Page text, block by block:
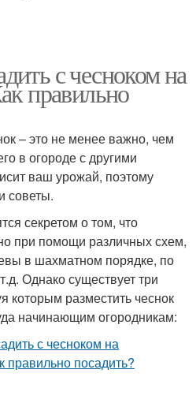
с чесноком на
правильно
– это не менее важно, чем
в огороде с другими
ваш урожай, поэтому
советы.
секретом о том, что
при помощи различных схем,
в шахматном порядке, по
Однако существует три
которым разместить чеснок
начинающим огородникам: